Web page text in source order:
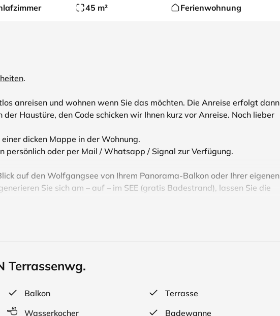
45 m² Ferienwohnung
.
anreisen und wohnen wenn Sie das möchten. Die Anreise erfolgt dann
der Haustüre, den Code schicken wir Ihnen kurz vor Anreise. Noch lieber
dicken Mappe in der Wohnung.
persönlich oder per Mail / Whatsapp / Signal zur Verfügung.
auf den Wolfgangsee von Ihrem Panorama-Balkon oder Ihrer eigenen
Sie sich am – auf – im SEE (gratis Badestrand), lassen Sie die
ein Einkaufsrad, ein Mountainbike oder ein e-bike in St.Wolfgang
leiten Sie durch wunderschöne Täler und auf hohe Gipfel und flach
haben wir im Haus.
Terrassenwg.
Balkon
Terrasse
Wasserkocher
Badewanne